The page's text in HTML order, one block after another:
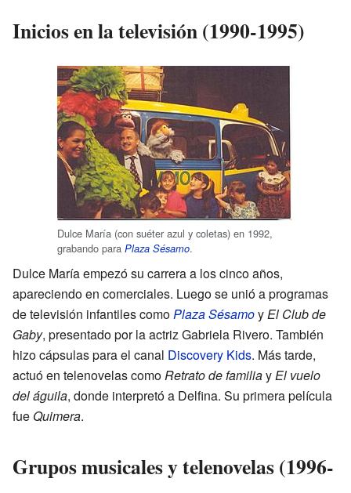
Inicios en la televisión (1990-1995)
Dulce María (con suéter azul y coletas) en 1992,
grabando para Plaza Sésamo.
Dulce María empezó su carrera a los cinco años,
apareciendo en comerciales. Luego se unió a programas
de televisión infantiles comoPlaza SésamoyEl Club de
Gaby, presentado por la actriz Gabriela Rivero. También
hizo cápsulas para el canal Discovery Kids. Más tarde,
actuó en telenovelas comoRetrato de familiayEl vuelo
del águila, donde interpretó a Delfina. Su primera película
fue Quimera.
Grupos musicales y telenovelas (1996-